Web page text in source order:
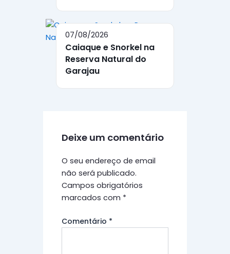
07/08/2026
Caiaque e Snorkel na
Reserva Natural do
Garajau
Deixe um comentário
O seu endereço de email
não será publicado.
Campos obrigatórios
marcados com *
Comentário *